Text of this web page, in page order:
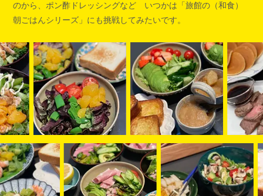
のから、ポン酢ドレッシングなど いつかは「旅館の（和食）
朝ごはんシリーズ」にも挑戦してみたいです。